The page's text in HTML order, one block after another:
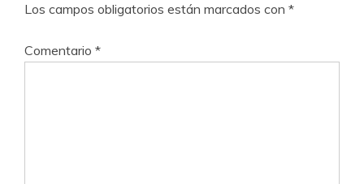
Los campos obligatorios están marcados con *
Comentario *